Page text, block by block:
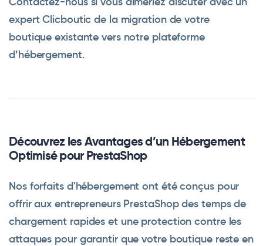
expert Clicboutic de la migration de votre
boutique existante vers notre plateforme
d’hébergement.
Découvrez les Avantages d’un Hébergement
Optimisé pour PrestaShop
Nos forfaits d'hébergement ont été conçus pour
offrir aux entrepreneurs PrestaShop des temps de
chargement rapides et une protection contre les
attaques pour garantir que votre boutique reste en